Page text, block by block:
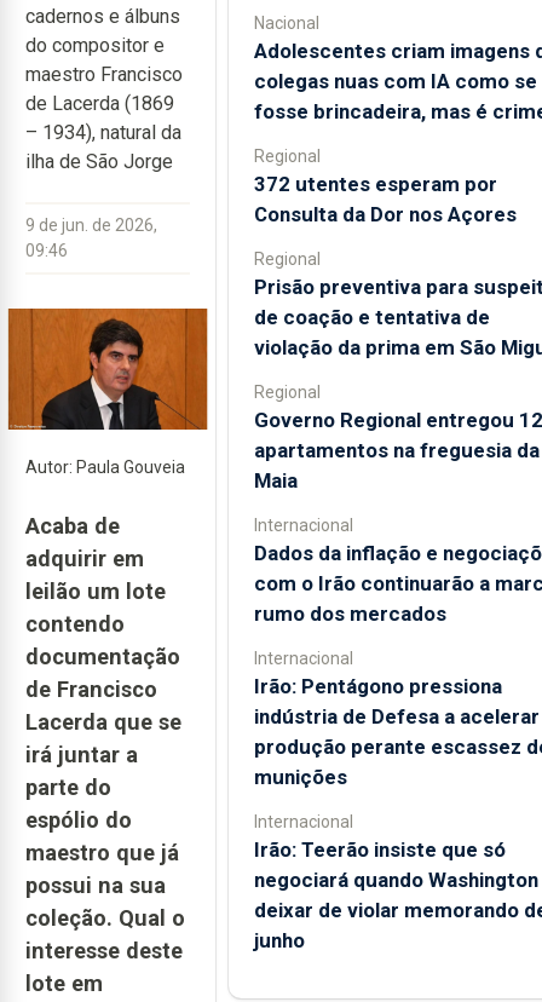
cadernos e álbuns
do compositor e
maestro Francisco
de Lacerda (1869
– 1934), natural da
ilha de São Jorge
9 de jun. de 2026,
09:46
Autor: Paula Gouveia
Acaba de
adquirir em
leilão um lote
contendo
documentação
de Francisco
Lacerda que se
irá juntar a
parte do
espólio do
maestro que já
possui na sua
coleção. Qual o
interesse deste
lote em
Nacional
Adolescentes criam imagens
colegas nuas com IA como se
fosse brincadeira, mas é
Regional
372 utentes esperam por
Consulta da Dor nos Açores
Regional
Prisão preventiva para
de coação e tentativa de
violação da prima em São
Regional
Governo Regional entregou 12
apartamentos na freguesia da
Maia
Internacional
Dados da inflação e
com o Irão continuarão a
rumo dos mercados
Internacional
Irão: Pentágono pressiona
indústria de Defesa a acelerar
produção perante escassez
munições
Internacional
Irão: Teerão insiste que só
negociará quando Washington
deixar de violar memorando
junho